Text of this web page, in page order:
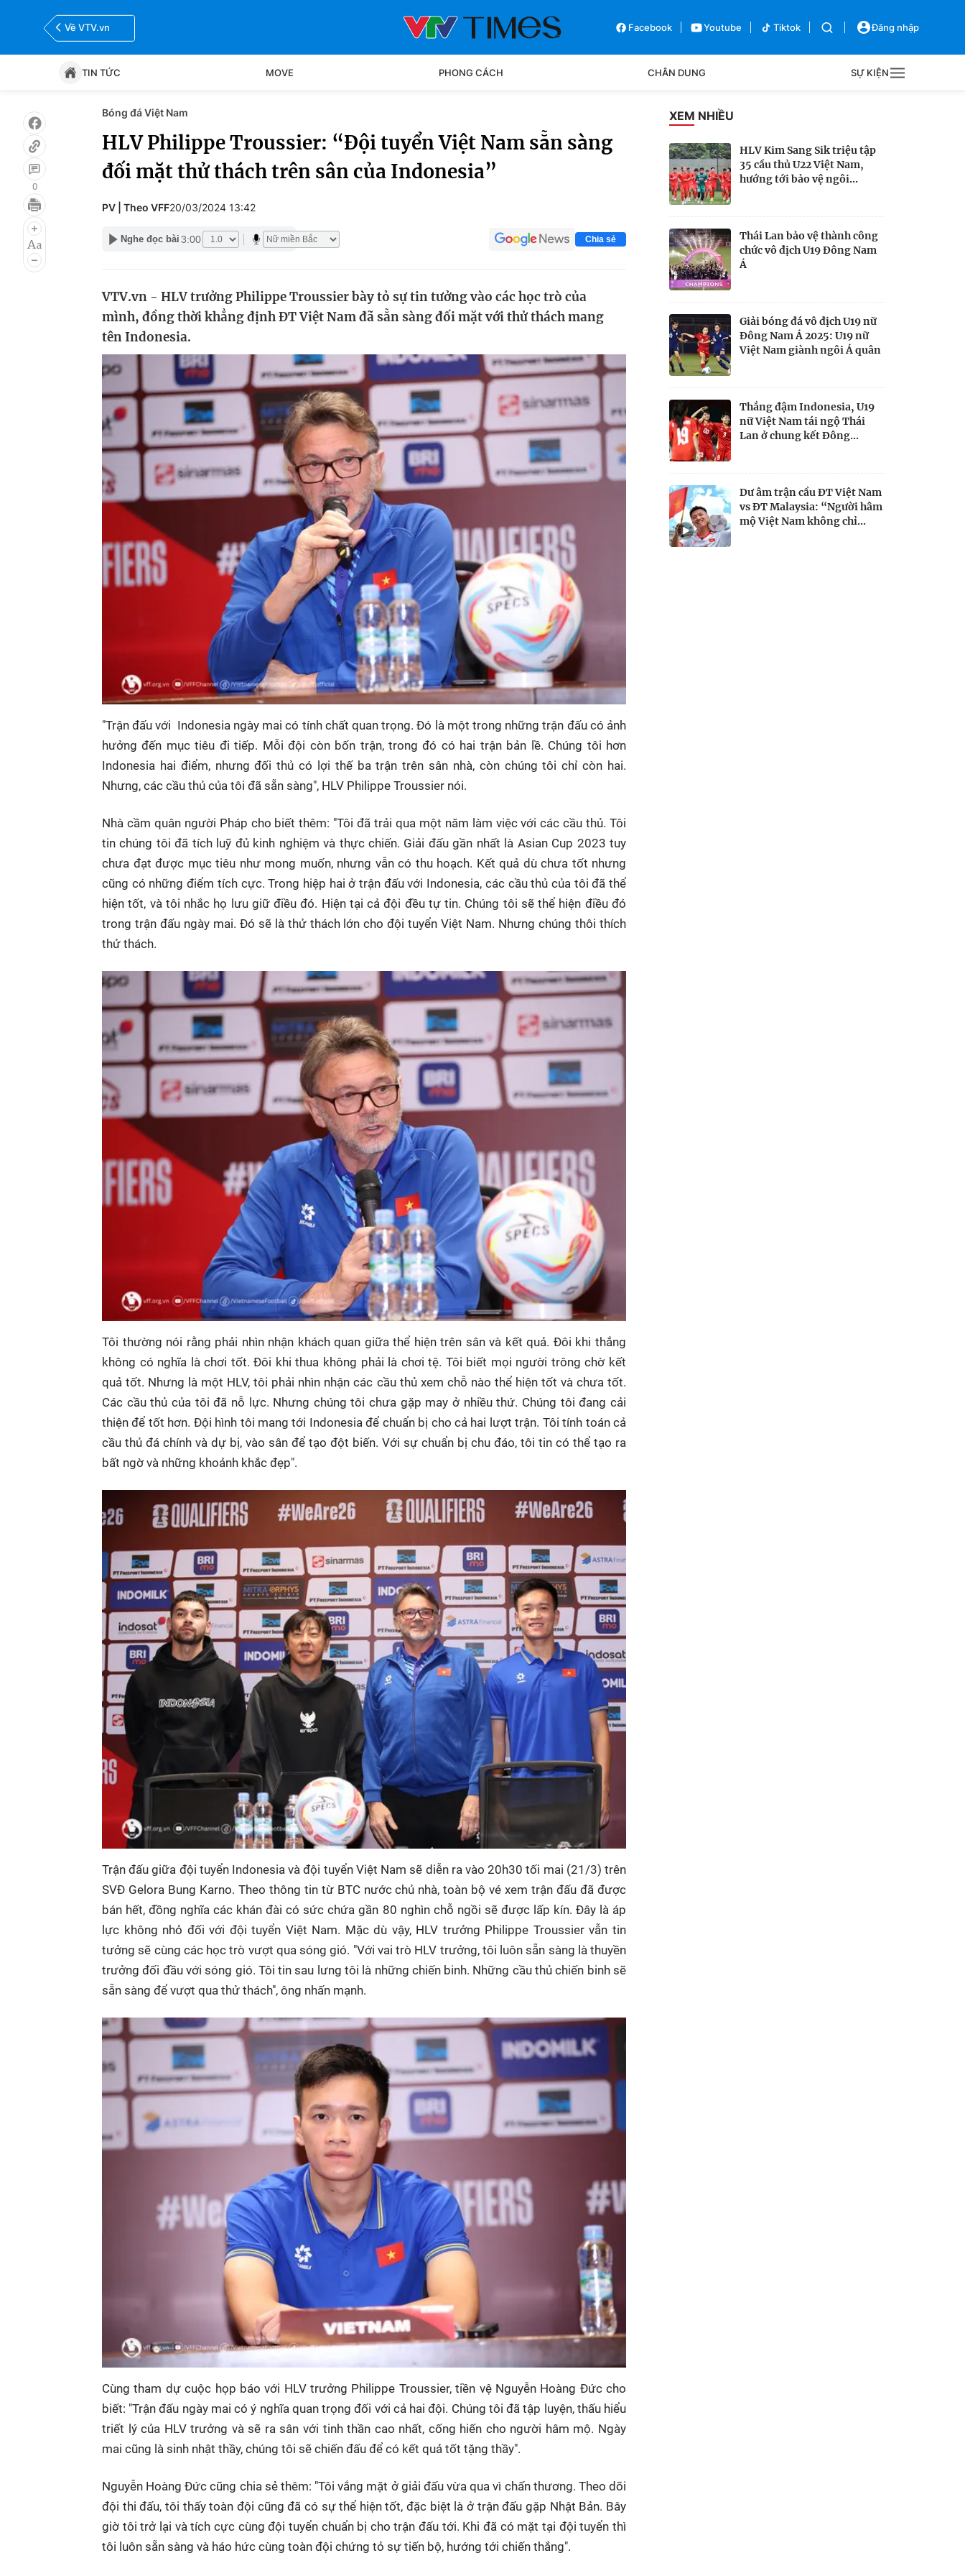
Về VTV.vn Facebook Youtube Tiktok Đăng nhập
TIN TỨC MOVE PHONG CÁCH CHÂN DUNG SỰ KIỆN
Tin tức
Bóng đá Thể thao Điện tử Các môn khác Bên lề
0
Bóng đá Việt Nam
HLV Philippe Troussier: “Đội tuyển Việt Nam sẵn sàng
đối mặt thử thách trên sân của Indonesia”
PV | Theo VFF20/03/2024 13:42
Nghe đọc bài 3:00 Chia sẻ
VTV.vn - HLV trưởng Philippe Troussier bày tỏ sự tin tưởng vào các học trò của
mình, đồng thời khẳng định ĐT Việt Nam đã sẵn sàng đối mặt với thử thách mang
tên Indonesia.
"Trận đấu với Indonesia ngày mai có tính chất quan trọng. Đó là một trong những trận đấu có ảnh
hưởng đến mục tiêu đi tiếp. Mỗi đội còn bốn trận, trong đó có hai trận bản lề. Chúng tôi hơn
Indonesia hai điểm, nhưng đối thủ có lợi thế ba trận trên sân nhà, còn chúng tôi chỉ còn hai.
Nhưng, các cầu thủ của tôi đã sẵn sàng", HLV Philippe Troussier nói.
Nhà cầm quân người Pháp cho biết thêm: "Tôi đã trải qua một năm làm việc với các cầu thủ. Tôi
tin chúng tôi đã tích luỹ đủ kinh nghiệm và thực chiến. Giải đấu gần nhất là Asian Cup 2023 tuy
chưa đạt được mục tiêu như mong muốn, nhưng vẫn có thu hoạch. Kết quả dù chưa tốt nhưng
cũng có những điểm tích cực. Trong hiệp hai ở trận đấu với Indonesia, các cầu thủ của tôi đã thể
hiện tốt, và tôi nhắc họ lưu giữ điều đó. Hiện tại cả đội đều tự tin. Chúng tôi sẽ thể hiện điều đó
trong trận đấu ngày mai. Đó sẽ là thử thách lớn cho đội tuyển Việt Nam. Nhưng chúng thôi thích
thử thách.
Tôi thường nói rằng phải nhìn nhận khách quan giữa thể hiện trên sân và kết quả. Đôi khi thắng
không có nghĩa là chơi tốt. Đôi khi thua không phải là chơi tệ. Tôi biết mọi người trông chờ kết
quả tốt. Nhưng là một HLV, tôi phải nhìn nhận các cầu thủ xem chỗ nào thể hiện tốt và chưa tốt.
Các cầu thủ của tôi đã nỗ lực. Nhưng chúng tôi chưa gặp may ở nhiều thứ. Chúng tôi đang cải
thiện để tốt hơn. Đội hình tôi mang tới Indonesia để chuẩn bị cho cả hai lượt trận. Tôi tính toán cả
cầu thủ đá chính và dự bị, vào sân để tạo đột biến. Với sự chuẩn bị chu đáo, tôi tin có thể tạo ra
bất ngờ và những khoảnh khắc đẹp".
Trận đấu giữa đội tuyển Indonesia và đội tuyển Việt Nam sẽ diễn ra vào 20h30 tối mai (21/3) trên
SVĐ Gelora Bung Karno. Theo thông tin từ BTC nước chủ nhà, toàn bộ vé xem trận đấu đã được
bán hết, đồng nghĩa các khán đài có sức chứa gần 80 nghìn chỗ ngồi sẽ được lấp kín. Đây là áp
lực không nhỏ đối với đội tuyển Việt Nam. Mặc dù vậy, HLV trưởng Philippe Troussier vẫn tin
tưởng sẽ cùng các học trò vượt qua sóng gió. "Với vai trò HLV trưởng, tôi luôn sẵn sàng là thuyền
trưởng đối đầu với sóng gió. Tôi tin sau lưng tôi là những chiến binh. Những cầu thủ chiến binh sẽ
sẵn sàng để vượt qua thử thách", ông nhấn mạnh.
Cùng tham dự cuộc họp báo với HLV trưởng Philippe Troussier, tiền vệ Nguyễn Hoàng Đức cho
biết: "Trận đấu ngày mai có ý nghĩa quan trọng đối với cả hai đội. Chúng tôi đã tập luyện, thấu hiểu
triết lý của HLV trưởng và sẽ ra sân với tinh thần cao nhất, cống hiến cho người hâm mộ. Ngày
mai cũng là sinh nhật thầy, chúng tôi sẽ chiến đấu để có kết quả tốt tặng thầy".
Nguyễn Hoàng Đức cũng chia sẻ thêm: "Tôi vắng mặt ở giải đấu vừa qua vì chấn thương. Theo dõi
đội thi đấu, tôi thấy toàn đội cũng đã có sự thể hiện tốt, đặc biệt là ở trận đấu gặp Nhật Bản. Bây
giờ tôi trở lại và tích cực cùng đội tuyển chuẩn bị cho trận đấu tới. Khi đã có mặt tại đội tuyển thì
tôi luôn sẵn sàng và háo hức cùng toàn đội chứng tỏ sự tiến bộ, hướng tới chiến thắng".
XEM NHIỀU
HLV Kim Sang Sik triệu tập
35 cầu thủ U22 Việt Nam,
hướng tới bảo vệ ngôi...
Thái Lan bảo vệ thành công
chức vô địch U19 Đông Nam
Á
Giải bóng đá vô địch U19 nữ
Đông Nam Á 2025: U19 nữ
Việt Nam giành ngôi Á quân
Thắng đậm Indonesia, U19
nữ Việt Nam tái ngộ Thái
Lan ở chung kết Đông...
Dư âm trận cầu ĐT Việt Nam
vs ĐT Malaysia: “Người hâm
mộ Việt Nam không chỉ...